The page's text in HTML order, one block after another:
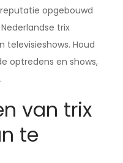
opgebouwd
trix
Houd
optredens en shows,
van trix
te